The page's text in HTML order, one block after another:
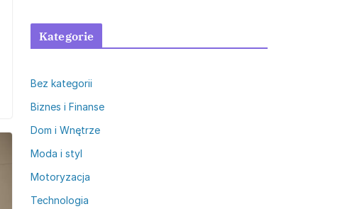
Kategorie
Bez kategorii
Biznes i Finanse
Dom i Wnętrze
Moda i styl
Motoryzacja
Technologia